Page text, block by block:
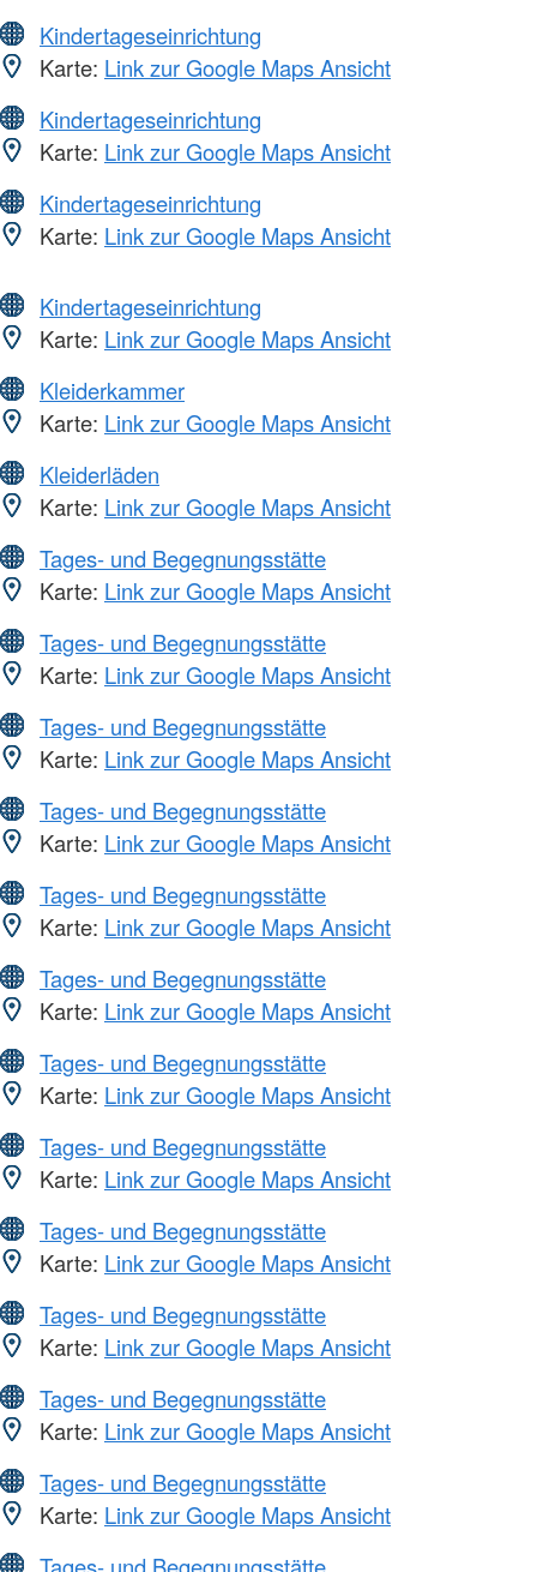
Kindertageseinrichtung
Karte: Link zur Google Maps Ansicht
Kindertageseinrichtung
Karte: Link zur Google Maps Ansicht
Kindertageseinrichtung
Karte: Link zur Google Maps Ansicht
Kindertageseinrichtung
Karte: Link zur Google Maps Ansicht
Kleiderkammer
Karte: Link zur Google Maps Ansicht
Kleiderläden
Karte: Link zur Google Maps Ansicht
Tages- und Begegnungsstätte
Karte: Link zur Google Maps Ansicht
Tages- und Begegnungsstätte
Karte: Link zur Google Maps Ansicht
Tages- und Begegnungsstätte
Karte: Link zur Google Maps Ansicht
Tages- und Begegnungsstätte
Karte: Link zur Google Maps Ansicht
Tages- und Begegnungsstätte
Karte: Link zur Google Maps Ansicht
Tages- und Begegnungsstätte
Karte: Link zur Google Maps Ansicht
Tages- und Begegnungsstätte
Karte: Link zur Google Maps Ansicht
Tages- und Begegnungsstätte
Karte: Link zur Google Maps Ansicht
Tages- und Begegnungsstätte
Karte: Link zur Google Maps Ansicht
Tages- und Begegnungsstätte
Karte: Link zur Google Maps Ansicht
Tages- und Begegnungsstätte
Karte: Link zur Google Maps Ansicht
Tages- und Begegnungsstätte
Karte: Link zur Google Maps Ansicht